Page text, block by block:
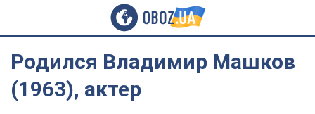
Родился Владимир Машков
(1963), актер